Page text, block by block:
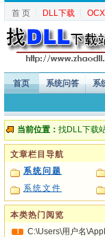
首 页 ┆ DLL下载 ┆
首页 系统问答 系
当前位置： 找DLL下载
文章栏目导航
系统问题
系统文件
本类热门阅览
1 C:\Users\用户名